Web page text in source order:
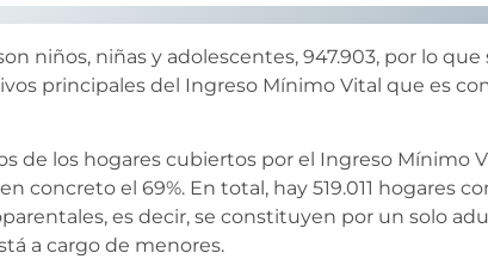
niños, niñas y adolescentes, 947.903, por lo que
principales del Ingreso Mínimo Vital que es
de los hogares cubiertos por el Ingreso Mínimo
concreto el 69%. En total, hay 519.011 hogares
es decir, se constituyen por un solo
a cargo de menores.